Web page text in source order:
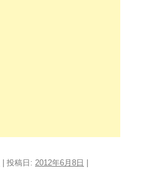
| 投稿日: 2012年6月8日